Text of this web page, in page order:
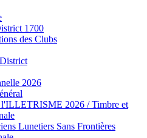
1700
des Clubs
2026
l'ILLETRISME 2026 / Timbre et
Lunetiers Sans Frontières